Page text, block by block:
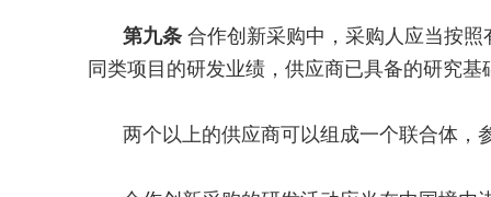
第九条 合作创新采购中，采购人应当按
同类项目的研发业绩，供应商已具备的研究基
两个以上的供应商可以组成一个联合体，